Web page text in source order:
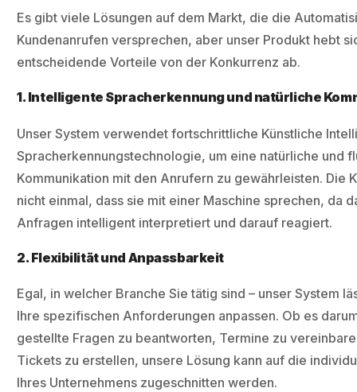
Es gibt viele Lösungen auf dem Markt, die die
Kundenanrufen versprechen, aber unser Produkt hebt
entscheidende Vorteile von der Konkurrenz ab.
1. Intelligente Spracherkennung und natürliche
Unser System verwendet fortschrittliche Künstliche
Spracherkennungstechnologie, um eine natürliche und
Kommunikation mit den Anrufern zu gewährleisten. Die
nicht einmal, dass sie mit einer Maschine sprechen, da
Anfragen intelligent interpretiert und darauf reagiert.
2. Flexibilität und Anpassbarkeit
Egal, in welcher Branche Sie tätig sind – unser System
Ihre spezifischen Anforderungen anpassen. Ob es
gestellte Fragen zu beantworten, Termine zu
Tickets zu erstellen, unsere Lösung kann auf die
Ihres Unternehmens zugeschnitten werden.